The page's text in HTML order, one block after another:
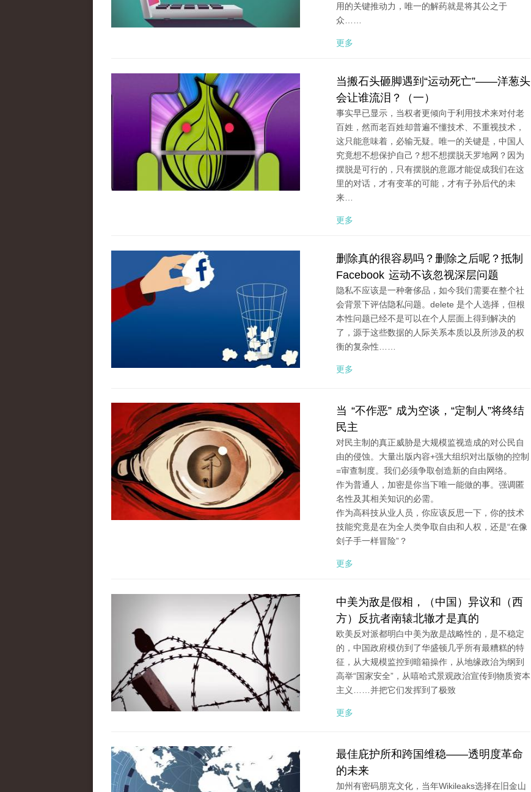
用的关键推动力，唯一的解药就是将其公之于
众……
更多
当搬石头砸脚遇到“运动死亡”——洋葱头
会让谁流泪？（一）
事实早已显示，当权者更倾向于利用技术来对付老
百姓，然而老百姓却普遍不懂技术、不重视技术，
这只能意味着，必输无疑。唯一的关键是，中国人
究竟想不想保护自己？想不想摆脱天罗地网？因为
摆脱是可行的，只有摆脱的意愿才能促成我们在这
里的对话，才有变革的可能，才有子孙后代的未
来…
更多
删除真的很容易吗？删除之后呢？抵制
Facebook 运动不该忽视深层问题
隐私不应该是一种奢侈品，如今我们需要在整个社
会背景下评估隐私问题。delete 是个人选择，但根
本性问题已经不是可以在个人层面上得到解决的
了，源于这些数据的人际关系本质以及所涉及的权
衡的复杂性……
更多
当 “不作恶” 成为空谈，“定制人”将终结
民主
对民主制的真正威胁是大规模监视造成的对公民自
由的侵蚀。大量出版内容+强大组织对出版物的控制
=审查制度。我们必须争取创造新的自由网络。
作为普通人，加密是你当下唯一能做的事。强调匿
名性及其相关知识的必需。
作为高科技从业人员，你应该反思一下，你的技术
技能究竟是在为全人类争取自由和人权，还是“在像
刽子手一样冒险”？
更多
中美为敌是假相，（中国）异议和（西
方）反抗者南辕北辙才是真的
欧美反对派都明白中美为敌是战略性的，是不稳定
的，中国政府模仿到了华盛顿几乎所有最糟糕的特
征，从大规模监控到暗箱操作，从地缘政治为纲到
高举“国家安全”，从嘻哈式景观政治宣传到物质资本
主义……并把它们发挥到了极致
更多
最佳庇护所和跨国维稳——透明度革命
的未来
加州有密码朋克文化，当年Wikileaks选择在旧金山